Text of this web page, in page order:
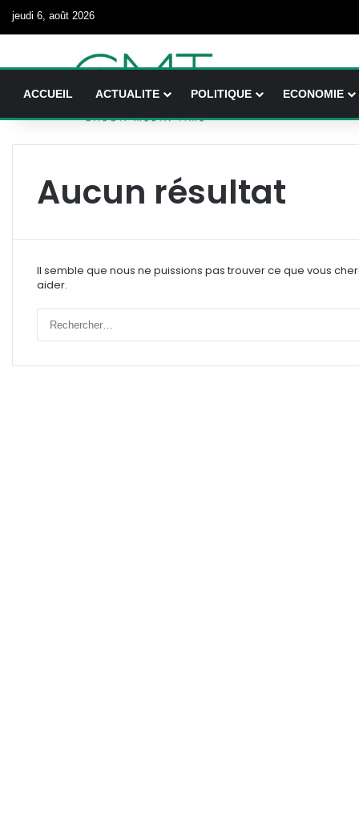
jeudi 6, août 2026
ACCUEIL ACTUALITE POLITIQUE ECONOMIE
Aucun résultat
Il semble que nous ne puissions pas trouver ce que vous
aider.